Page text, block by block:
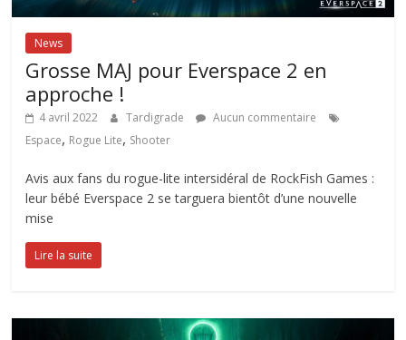
News
Grosse MAJ pour Everspace 2 en
approche !
4 avril 2022 Tardigrade
Aucun commentaire
Espace, Rogue Lite, Shooter
Avis aux fans du rogue-lite intersidéral de RockFish Games :
leur bébé Everspace 2 se targuera bientôt d’une nouvelle
mise
Lire la suite